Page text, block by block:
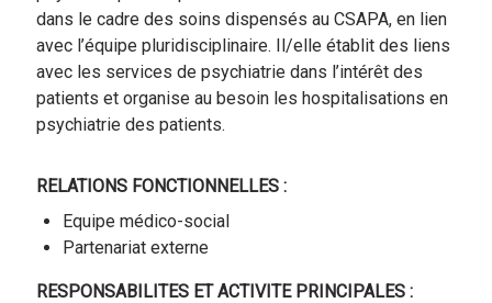
dans le cadre des soins dispensés au CSAPA, en lien
avec l’équipe pluridisciplinaire. Il/elle établit des liens
avec les services de psychiatrie dans l’intérêt des
patients et organise au besoin les hospitalisations en
psychiatrie des patients.
RELATIONS FONCTIONNELLES :
Equipe médico-social
Partenariat externe
RESPONSABILITES ET ACTIVITE PRINCIPALES :